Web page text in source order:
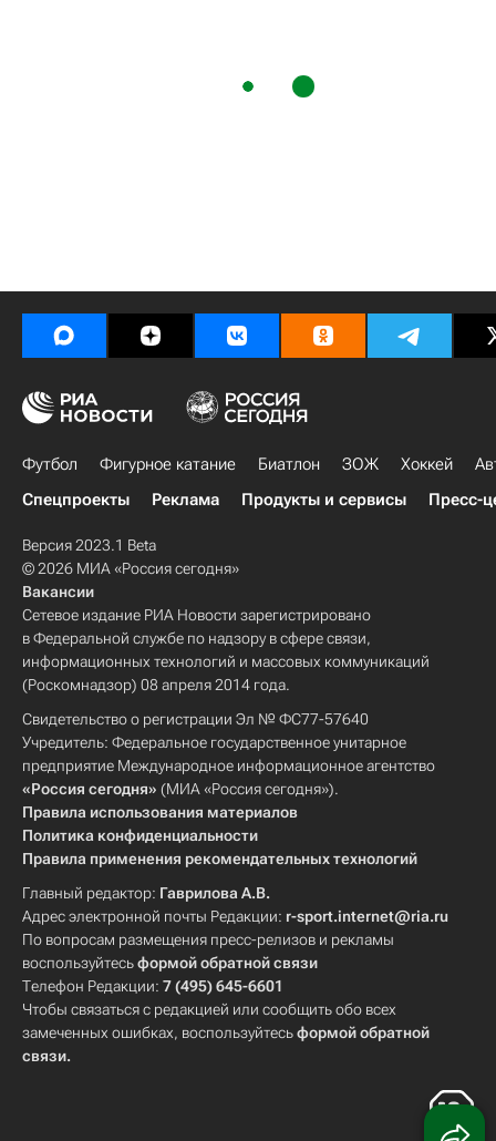
Футбол Фигурное катание Биатлон ЗОЖ Хоккей
Спецпроекты
Реклама Продукты и сервисы Пресс-
Версия 2023.1 Beta
© 2026 МИА «Россия сегодня»
Вакансии
Сетевое издание РИА Новости зарегистрировано
в Федеральной службе по надзору в сфере связи,
информационных технологий и массовых коммуникаций
(Роскомнадзор) 08 апреля 2014 года.
Свидетельство о регистрации Эл № ФС77-57640
Учредитель: Федеральное государственное унитарное
предприятие Международное информационное агентство
«Россия сегодня» (МИА «Россия сегодня»).
Правила использования материалов
Политика конфиденциальности
Правила применения рекомендательных технологий
Главный редактор: Гаврилова А.В.
Адрес электронной почты Редакции: r-sport.internet@ria.ru
По вопросам размещения пресс-релизов и рекламы
воспользуйтесьформой обратной связи
Телефон Редакции: 7 (495) 645-6601
Чтобы связаться с редакцией или сообщить обо всех
замеченных ошибках, воспользуйтесьформой обратной
связи.